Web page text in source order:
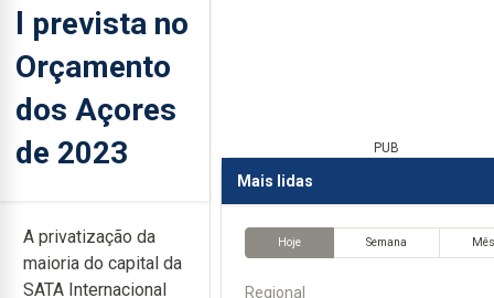
l prevista no
Orçamento
dos Açores
de 2023
A privatização da
maioria do capital da
SATA Internacional
PUB
Mais lidas
Hoje Semana
Regional